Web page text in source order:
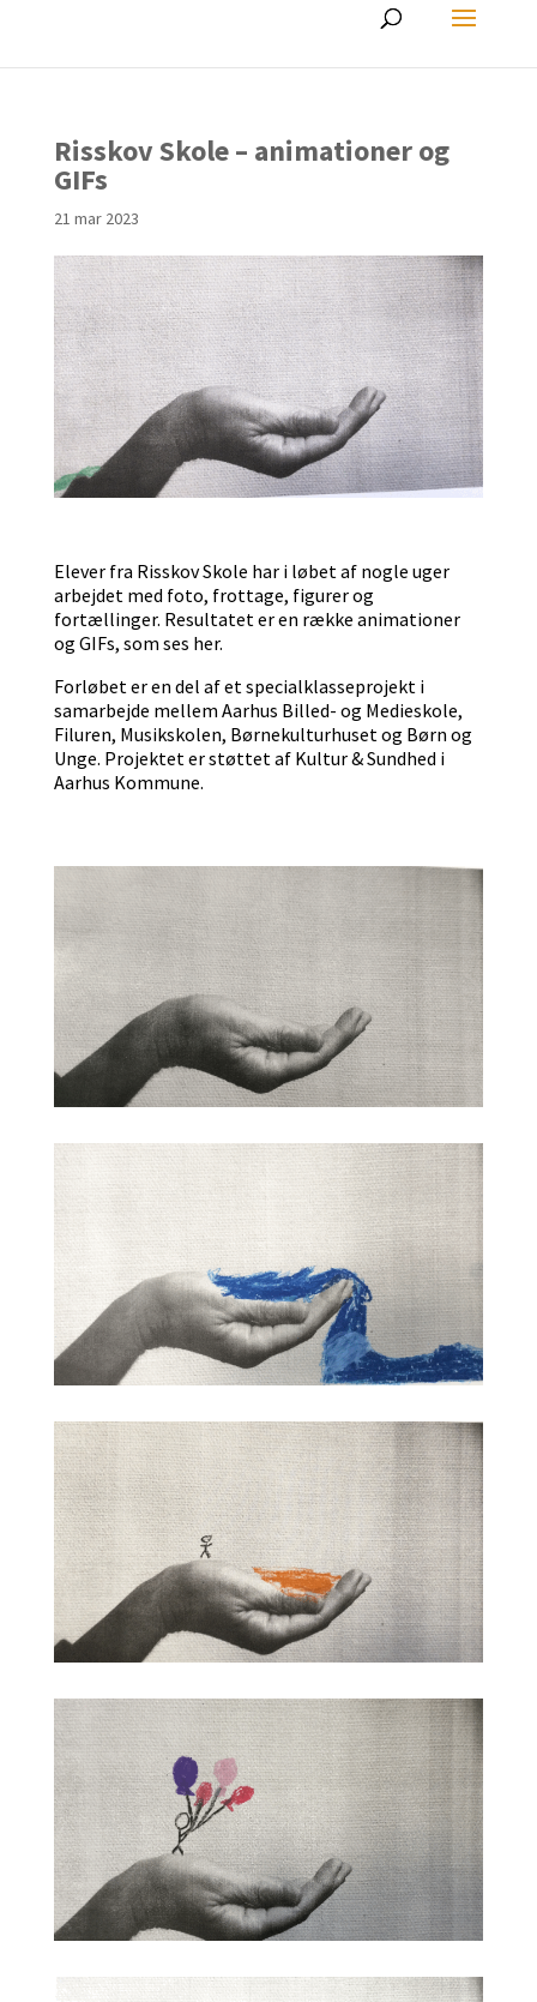
Risskov Skole – animationer og
GIFs
21 mar 2023
Elever fra Risskov Skole har i løbet af nogle uger
arbejdet med foto, frottage, figurer og
fortællinger. Resultatet er en række animationer
og GIFs, som ses her.
Forløbet er en del af et specialklasseprojekt i
samarbejde mellem Aarhus Billed- og Medieskole,
Filuren, Musikskolen, Børnekulturhuset og Børn og
Unge. Projektet er støttet af Kultur & Sundhed i
Aarhus Kommune.